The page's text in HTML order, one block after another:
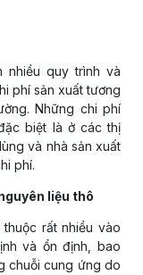
nhiều quy trình và
phí sản xuất tương
Những chi phí
biệt là ở các thị
và nhà sản xuất
phí.
liệu thô
rất nhiều vào
và ổn định, bao
chuỗi cung ứng do